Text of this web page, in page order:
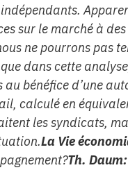
sur le marché à
ne pourrons pas
dans cette
bénéfice d’une
calculé en
les syndicats,
La Vie
Th. Daum: